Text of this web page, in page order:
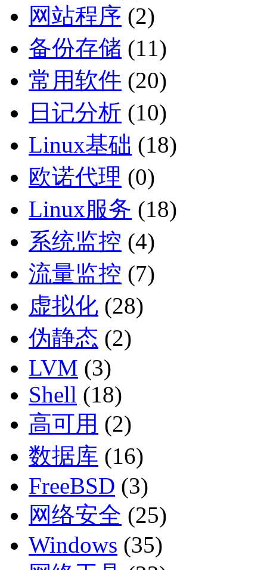
网站程序 (2)
备份存储 (11)
常用软件 (20)
日记分析 (10)
Linux基础 (18)
欧诺代理 (0)
Linux服务 (18)
系统监控 (4)
流量监控 (7)
虚拟化 (28)
伪静态 (2)
LVM (3)
Shell (18)
高可用 (2)
数据库 (16)
FreeBSD (3)
网络安全 (25)
Windows (35)